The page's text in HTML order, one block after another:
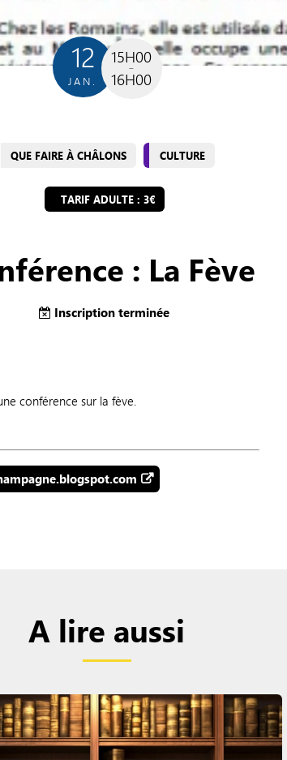
12
JAN.
15H00
16H00
QUE FAIRE À CHÂLONS CULTURE
TARIF ADULTE : 3€
: La Fève
Inscription terminée
conférence sur la fève.
A lire aussi